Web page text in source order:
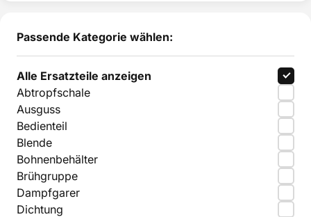
Passende Kategorie wählen:
Alle Ersatzteile anzeigen
Abtropfschale
Ausguss
Bedienteil
Blende
Bohnenbehälter
Brühgruppe
Dampfgarer
Dichtung